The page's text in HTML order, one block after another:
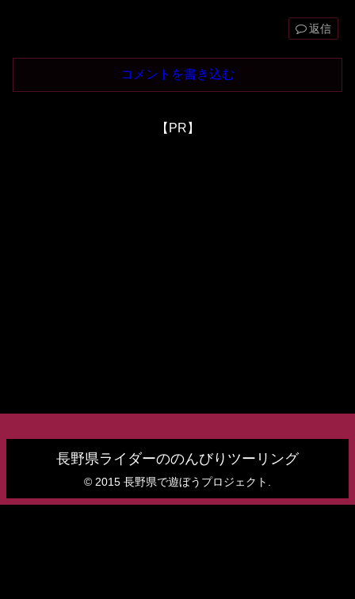
返信
コメントを書き込む
【PR】
長野県ライダーののんびりツーリング
© 2015 長野県で遊ぼうプロジェクト.